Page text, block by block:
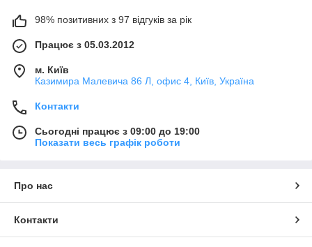
98% позитивних з 97 відгуків за рік
Працює з 05.03.2012
м. Київ
Казимира Малевича 86 Л, офис 4, Київ, Україна
Контакти
Сьогодні працює з 09:00 до 19:00
Показати весь графік роботи
Про нас
Контакти